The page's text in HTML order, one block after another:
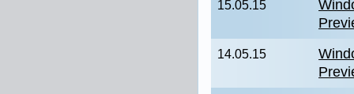
15.05.15
14.05.15